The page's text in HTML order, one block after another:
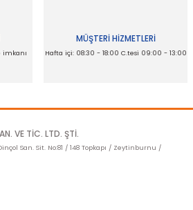
Gönder
imkanı
MÜŞTERİ HİZMETLERİ
Hafta içi: 08:30 - 18:00 C.tesi 09:00 - 13:00
VE TİC. LTD. ŞTİ.
San. Sit. No:81 / 148 Topkapı / Zeytinburnu /